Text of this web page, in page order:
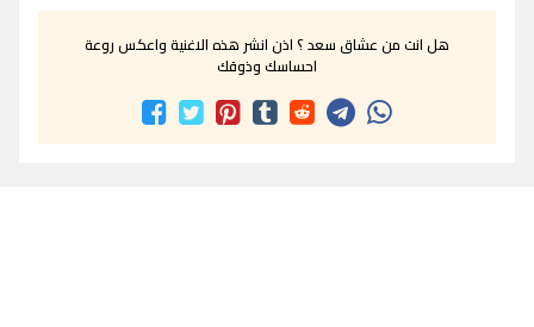
هل انت من عشاق سعد ؟ اذن انشر هذه الاغنية واعكس روعة
احساسك وذوقك